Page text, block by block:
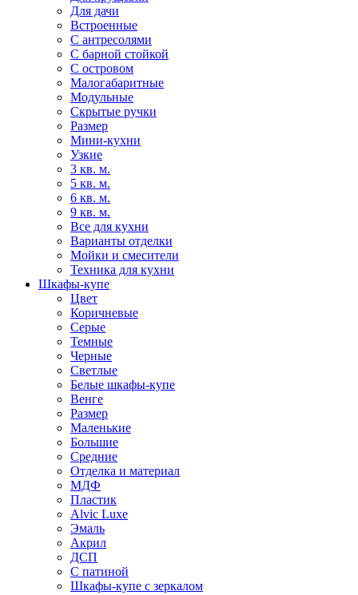
Для дачи
Встроенные
С антресолями
С барной стойкой
С островом
Малогабаритные
Модульные
Скрытые ручки
Размер
Мини-кухни
Узкие
3 кв. м.
5 кв. м.
6 кв. м.
9 кв. м.
Все для кухни
Варианты отделки
Мойки и смесители
Техника для кухни
Шкафы-купе
Цвет
Коричневые
Серые
Темные
Черные
Светлые
Белые шкафы-купе
Венге
Размер
Маленькие
Большие
Средние
Отделка и материал
МДФ
Пластик
Alvic Luxe
Эмаль
Акрил
ДСП
С патиной
Шкафы-купе с зеркалом